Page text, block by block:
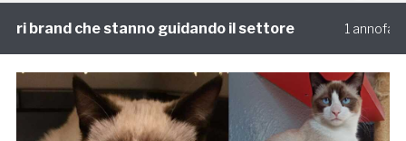
guidando il settore 1 annofa Viaggi di